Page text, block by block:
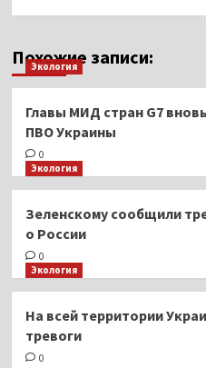
Похожие записи:
Экология
Главы МИД стран G7
ПВО Украины
0
Экология
Зеленскому сообщили
о России
0
Экология
На всей территории
тревоги
0